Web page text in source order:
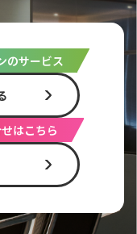
のサービス
はこちら